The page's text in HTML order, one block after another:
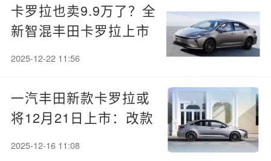
卡罗拉也卖9.9万了？全
新智混丰田卡罗拉上市
2025-12-22 11:56
一汽丰田新款卡罗拉或
将12月21日上市：改款
2025-12-16 11:08